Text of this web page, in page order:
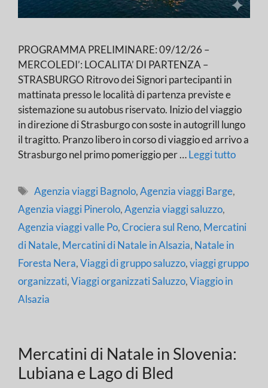
PROGRAMMA PRELIMINARE: 09/12/26 –
MERCOLEDI’: LOCALITA’ DI PARTENZA –
STRASBURGO Ritrovo dei Signori partecipanti in
mattinata presso le località di partenza previste e
sistemazione su autobus riservato. Inizio del viaggio
in direzione di Strasburgo con soste in autogrill lungo
il tragitto. Pranzo libero in corso di viaggio ed arrivo a
Strasburgo nel primo pomeriggio per …Leggi tutto
Tag
Agenzia viaggi Bagnolo,Agenzia viaggi Barge,
Agenzia viaggi Pinerolo,Agenzia viaggi saluzzo,
Agenzia viaggi valle Po,Crociera sul Reno, Mercatini
di Natale, Mercatini di Natale in Alsazia, Natale in
Foresta Nera,Viaggi di gruppo saluzzo,viaggi gruppo
organizzati,Viaggi organizzati Saluzzo,Viaggio in
Alsazia
Mercatini di Natale in Slovenia:
Lubiana e Lago di Bled